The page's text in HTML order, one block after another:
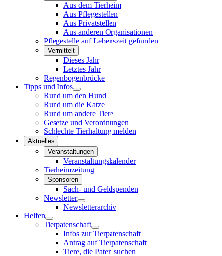
Aus dem Tierheim
Aus Pflegestellen
Aus Privatstellen
Aus anderen Organisationen
Pflegestelle auf Lebenszeit gefunden
Vermittelt
Dieses Jahr
Letztes Jahr
Regenbogenbrücke
Tipps und Infos
Rund um den Hund
Rund um die Katze
Rund um andere Tiere
Gesetze und Verordnungen
Schlechte Tierhaltung melden
Aktuelles
Veranstaltungen
Veranstaltungskalender
Tierheimzeitung
Sponsoren
Sach- und Geldspenden
Newsletter
Newsletterarchiv
Helfen
Tierpatenschaft
Infos zur Tierpatenschaft
Antrag auf Tierpatenschaft
Tiere, die Paten suchen